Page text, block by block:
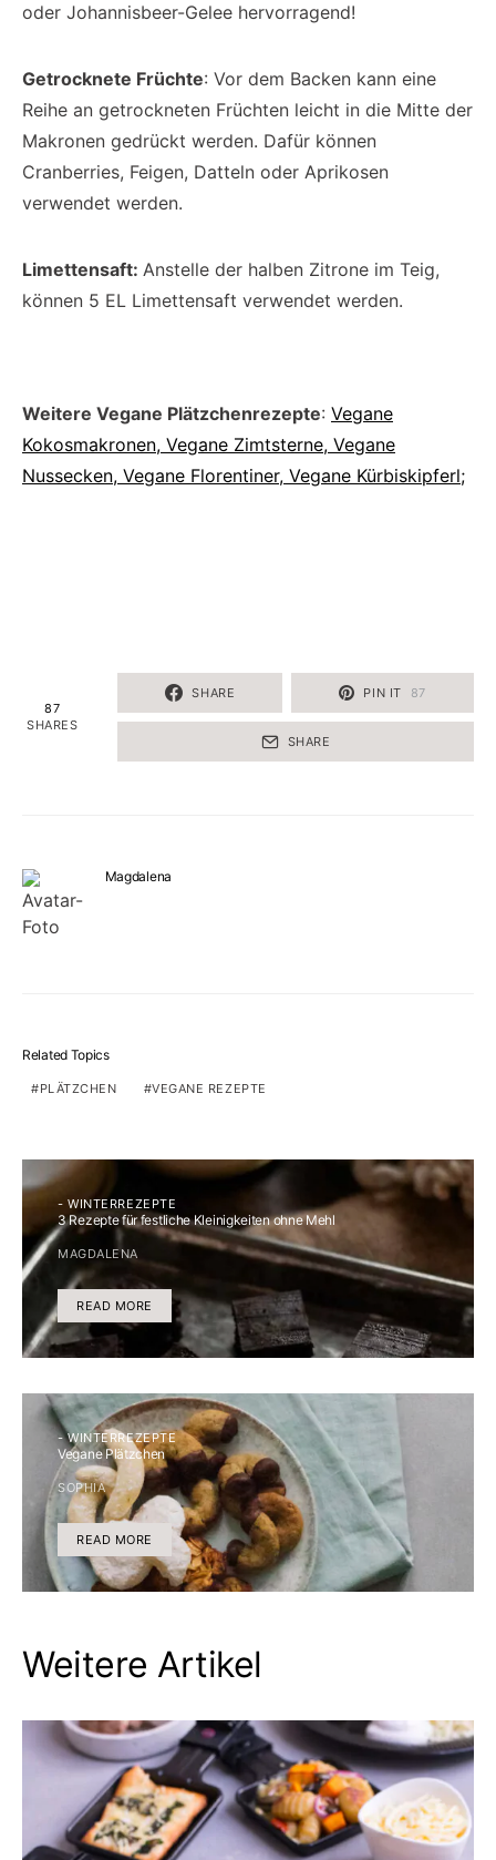
oder Johannisbeer-Gelee hervorragend!
Getrocknete Früchte: Vor dem Backen kann eine
Reihe an getrockneten Früchten leicht in die Mitte der
Makronen gedrückt werden. Dafür können
Cranberries, Feigen, Datteln oder Aprikosen
verwendet werden.
Limettensaft: Anstelle der halben Zitrone im Teig,
können 5 EL Limettensaft verwendet werden.
Weitere Vegane Plätzchenrezepte: Vegane
Kokosmakronen, Vegane Zimtsterne, Vegane
Nussecken, Vegane Florentiner, Vegane Kürbiskipferl;
87
SHARES
SHARE PIN IT 87
SHARE
Magdalena
Related Topics
PLÄTZCHEN VEGANE REZEPTE
- WINTERREZEPTE
3 Rezepte für festliche Kleinigkeiten ohne Mehl
MAGDALENA
READ MORE
- WINTERREZEPTE
Vegane Plätzchen
SOPHIA
READ MORE
Weitere Artikel